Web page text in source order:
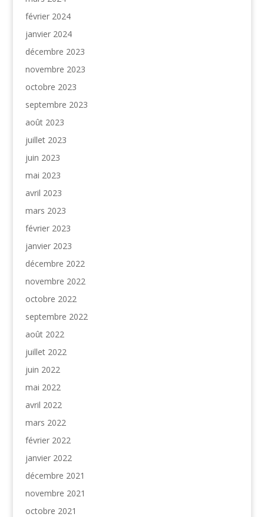
février 2024
janvier 2024
décembre 2023
novembre 2023
octobre 2023
septembre 2023
août 2023
juillet 2023
juin 2023
mai 2023
avril 2023
mars 2023
février 2023
janvier 2023
décembre 2022
novembre 2022
octobre 2022
septembre 2022
août 2022
juillet 2022
juin 2022
mai 2022
avril 2022
mars 2022
février 2022
janvier 2022
décembre 2021
novembre 2021
octobre 2021